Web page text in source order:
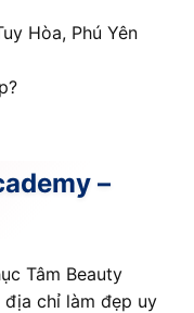
Hòa, Phú Yên
–
Tâm Beauty
chỉ làm đẹp uy